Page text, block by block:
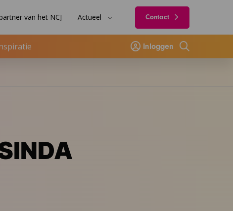
van het NCJ Actueel Contact
Inloggen
Zoeken